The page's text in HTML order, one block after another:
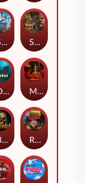
Seamen
Mental 2
San Quentin 2: Death Row
Beheaded
Das xBoot
Road Rage